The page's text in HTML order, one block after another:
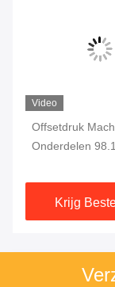
Video
Offsetdruk
Onderdelen
Drukmachine
Krijg